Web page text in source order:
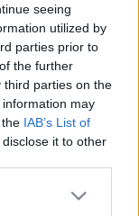
seeing
utilized by
parties prior to
the further
third parties on the
information may
IAB’s List of
it to other
or more Google